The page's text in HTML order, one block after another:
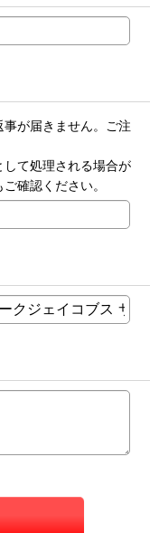
が届きません。ご注
して処理される場合が
確認ください。